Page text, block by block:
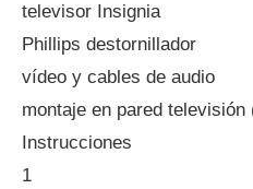
televisor Insignia
Phillips destornillador
vídeo y cables de audio
montaje en pared televisión
Instrucciones
1